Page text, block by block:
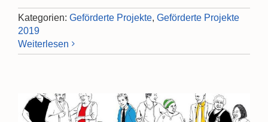
Kategorien: Geförderte Projekte, Geförderte Projekte
2019
Weiterlesen